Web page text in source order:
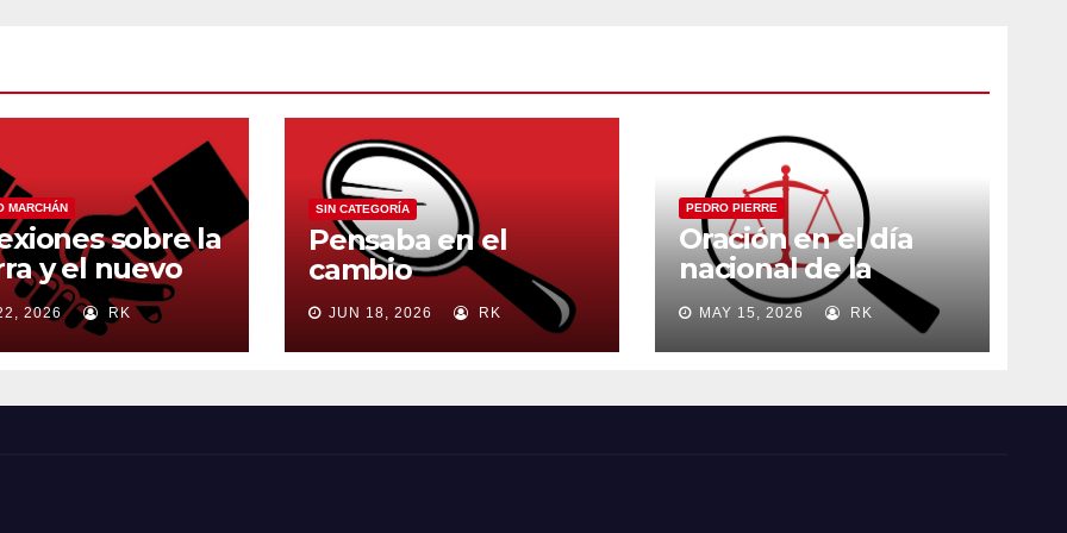
MARCHÁN
sobre la
y el nuevo
mundial
2026 RK
SIN CATEGORÍA
Pensaba en el
cambio
JUN 18, 2026 RK
PEDRO PIERRE
Oración en el día
nacional de la
madre
MAY 15, 2026 RK